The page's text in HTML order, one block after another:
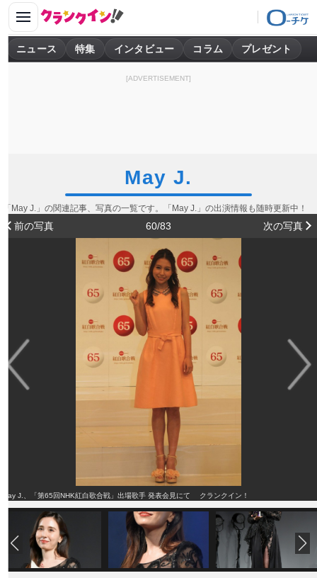
ニュース 特集 インタビュー コラム プレゼント
[ADVERTISEMENT]
May J.
「May J.」の関連記事、写真の一覧です。「May J.」の出演情報も随時更新中！
前の写真 60/83 次の写真
May J.、「第65回NHK紅白歌合戦」出場歌手 発表会見にて クランクイン！